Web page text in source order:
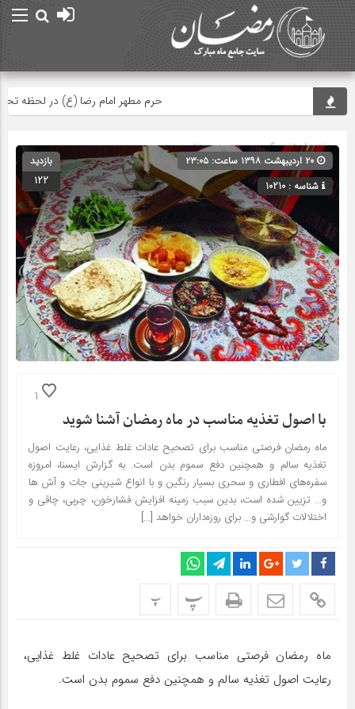
حرم مطهر امام رضا (ع) در لحظه تحویل
صفحه اصلی» گروه » دسته‌بندی نشده
شناسه : 10210
بازدید
122
1
با اصول تغذیه مناسب در ماه رمضان آشنا شوید
ماه رمضان فرصتی مناسب برای تصحیح عادات غلط غذایی، رعایت اصول
تغذیه سالم و همچنین دفع سموم بدن است. به گزارش ایسنا، امروزه
سفره‌های افطاری و سحری بسیار رنگین و با انواع شیرینی جات و آش ها
و… تزیین شده است، بدین سبب زمینه افزایش فشارخون، چربی، چاقی و
اختلالات گوارشی و… برای روزه‌داران خواهد […]
پ پ
ماه رمضان فرصتی مناسب برای تصحیح عادات غلط غذایی،
رعایت اصول تغذیه سالم و همچنین دفع سموم بدن است.